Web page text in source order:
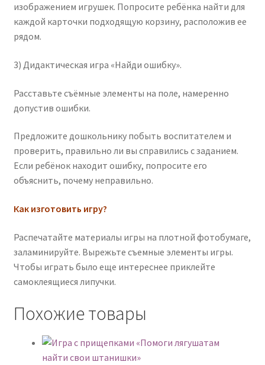
изображением игрушек. Попросите ребёнка найти для
каждой карточки подходящую корзину, расположив ее
рядом.
3) Дидактическая игра «Найди ошибку».
Расставьте съёмные элементы на поле, намеренно
допустив ошибки.
Предложите дошкольнику побыть воспитателем и
проверить, правильно ли вы справились с заданием.
Если ребёнок находит ошибку, попросите его
объяснить, почему неправильно.
Как изготовить игру?
Распечатайте материалы игры на плотной фотобумаге,
заламинируйте. Вырежьте съемные элементы игры.
Чтобы играть было еще интереснее приклейте
самоклеящиеся липучки.
Похожие товары